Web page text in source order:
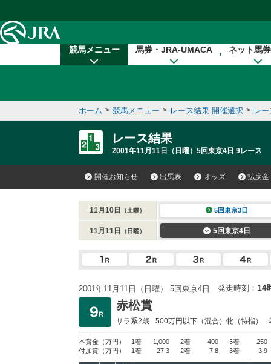
競馬メニュー 馬券・JRA-UMACA ネット馬
ホーム > 競馬メニュー > レース結果 開催選択 > レ
レース結果
2001年11月11日（日曜）5回東京4日 9レース
開催お知らせ 出馬表 オッズ 払戻金
11月10日 （土曜） 5回東京3日
11月11日 （日曜） 5回東京4日
2001年11月11日（日曜） 5回東京4日 発走時刻： 14
赤松賞
サラ系2歳 500万円以下 （混合）牝（特指）
本賞金 （万円） 1着 1,000 2着 400 3着
250
付加賞 （万円） 1着 27.3 2着 7.8 3着 3.9